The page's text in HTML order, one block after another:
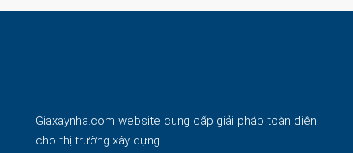
Giaxaynha.com website cung cấp giải pháp toàn diện
cho thị trường xây dựng